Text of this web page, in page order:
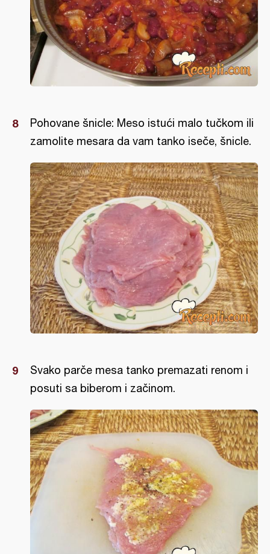
Pohovane šnicle: Meso istući malo tučkom ili
zamolite mesara da vam tanko iseče, šnicle.
Svako parče mesa tanko premazati renom i
posuti sa biberom i začinom.